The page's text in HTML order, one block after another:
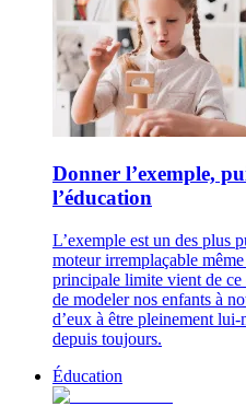
Donner l’exemple,
l’éducation
L’exemple est un des plus
moteur irremplaçable même
principale limite vient de ce
de modeler nos enfants à
d’eux à être pleinement
depuis toujours.
Éducation